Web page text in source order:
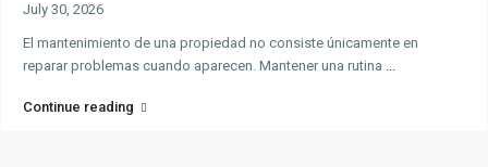
July 30, 2026
El mantenimiento de una propiedad no consiste únicamente en
reparar problemas cuando aparecen. Mantener una rutina ...
Continue reading